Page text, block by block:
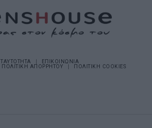
ΤΑΥΤΟΤΗΤΑ
ΕΠΙΚΟΙΝΩΝΙΑ
ΠΟΛΙΤΙΚΗ ΑΠΟΡΡΗΤΟΥ ΠΟΛΙΤΙΚΗ COOKIES